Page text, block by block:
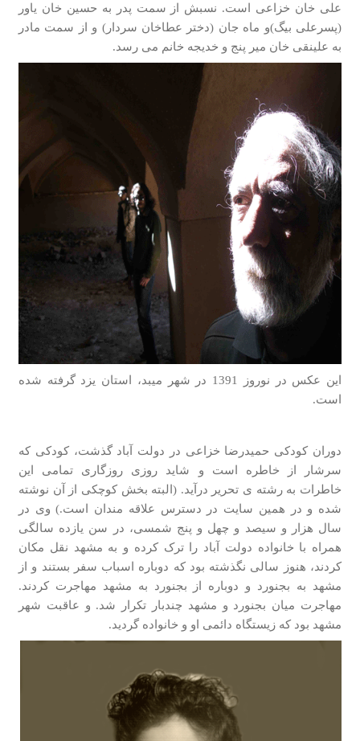
علی خان خزاعی است. نسبش از سمت پدر به حسین خان یاور
(پسرعلی بیگ)و ماه جان (دختر عطاخان سردار) و از سمت مادر
به علینقی خان میر پنج و خدیجه خانم می رسد.
این عکس در نوروز 1391 در شهر میبد، استان یزد گرفته شده
است.
دوران کودکی حمیدرضا خزاعی در دولت آباد گذشت، کودکی که
سرشار از خاطره است و شاید روزی روزگاری تمامی این
خاطرات به رشته ی تحریر درآید. (البته بخش کوچکی از آن نوشته
شده و در همین سایت در دسترس علاقه مندان است.) وی در
سال هزار و سیصد و چهل و پنج شمسی، در سن یازده سالگی
همراه با خانواده دولت آباد را ترک کرده و به مشهد نقل مکان
کردند، هنوز سالی نگذشته بود که دوباره اسباب سفر بستند و از
مشهد به بجنورد و دوباره از بجنورد به مشهد مهاجرت کردند.
مهاجرت میان بجنورد و مشهد چندبار تکرار شد. و عاقبت شهر
مشهد بود که زیستگاه دائمی او و خانواده گردید.